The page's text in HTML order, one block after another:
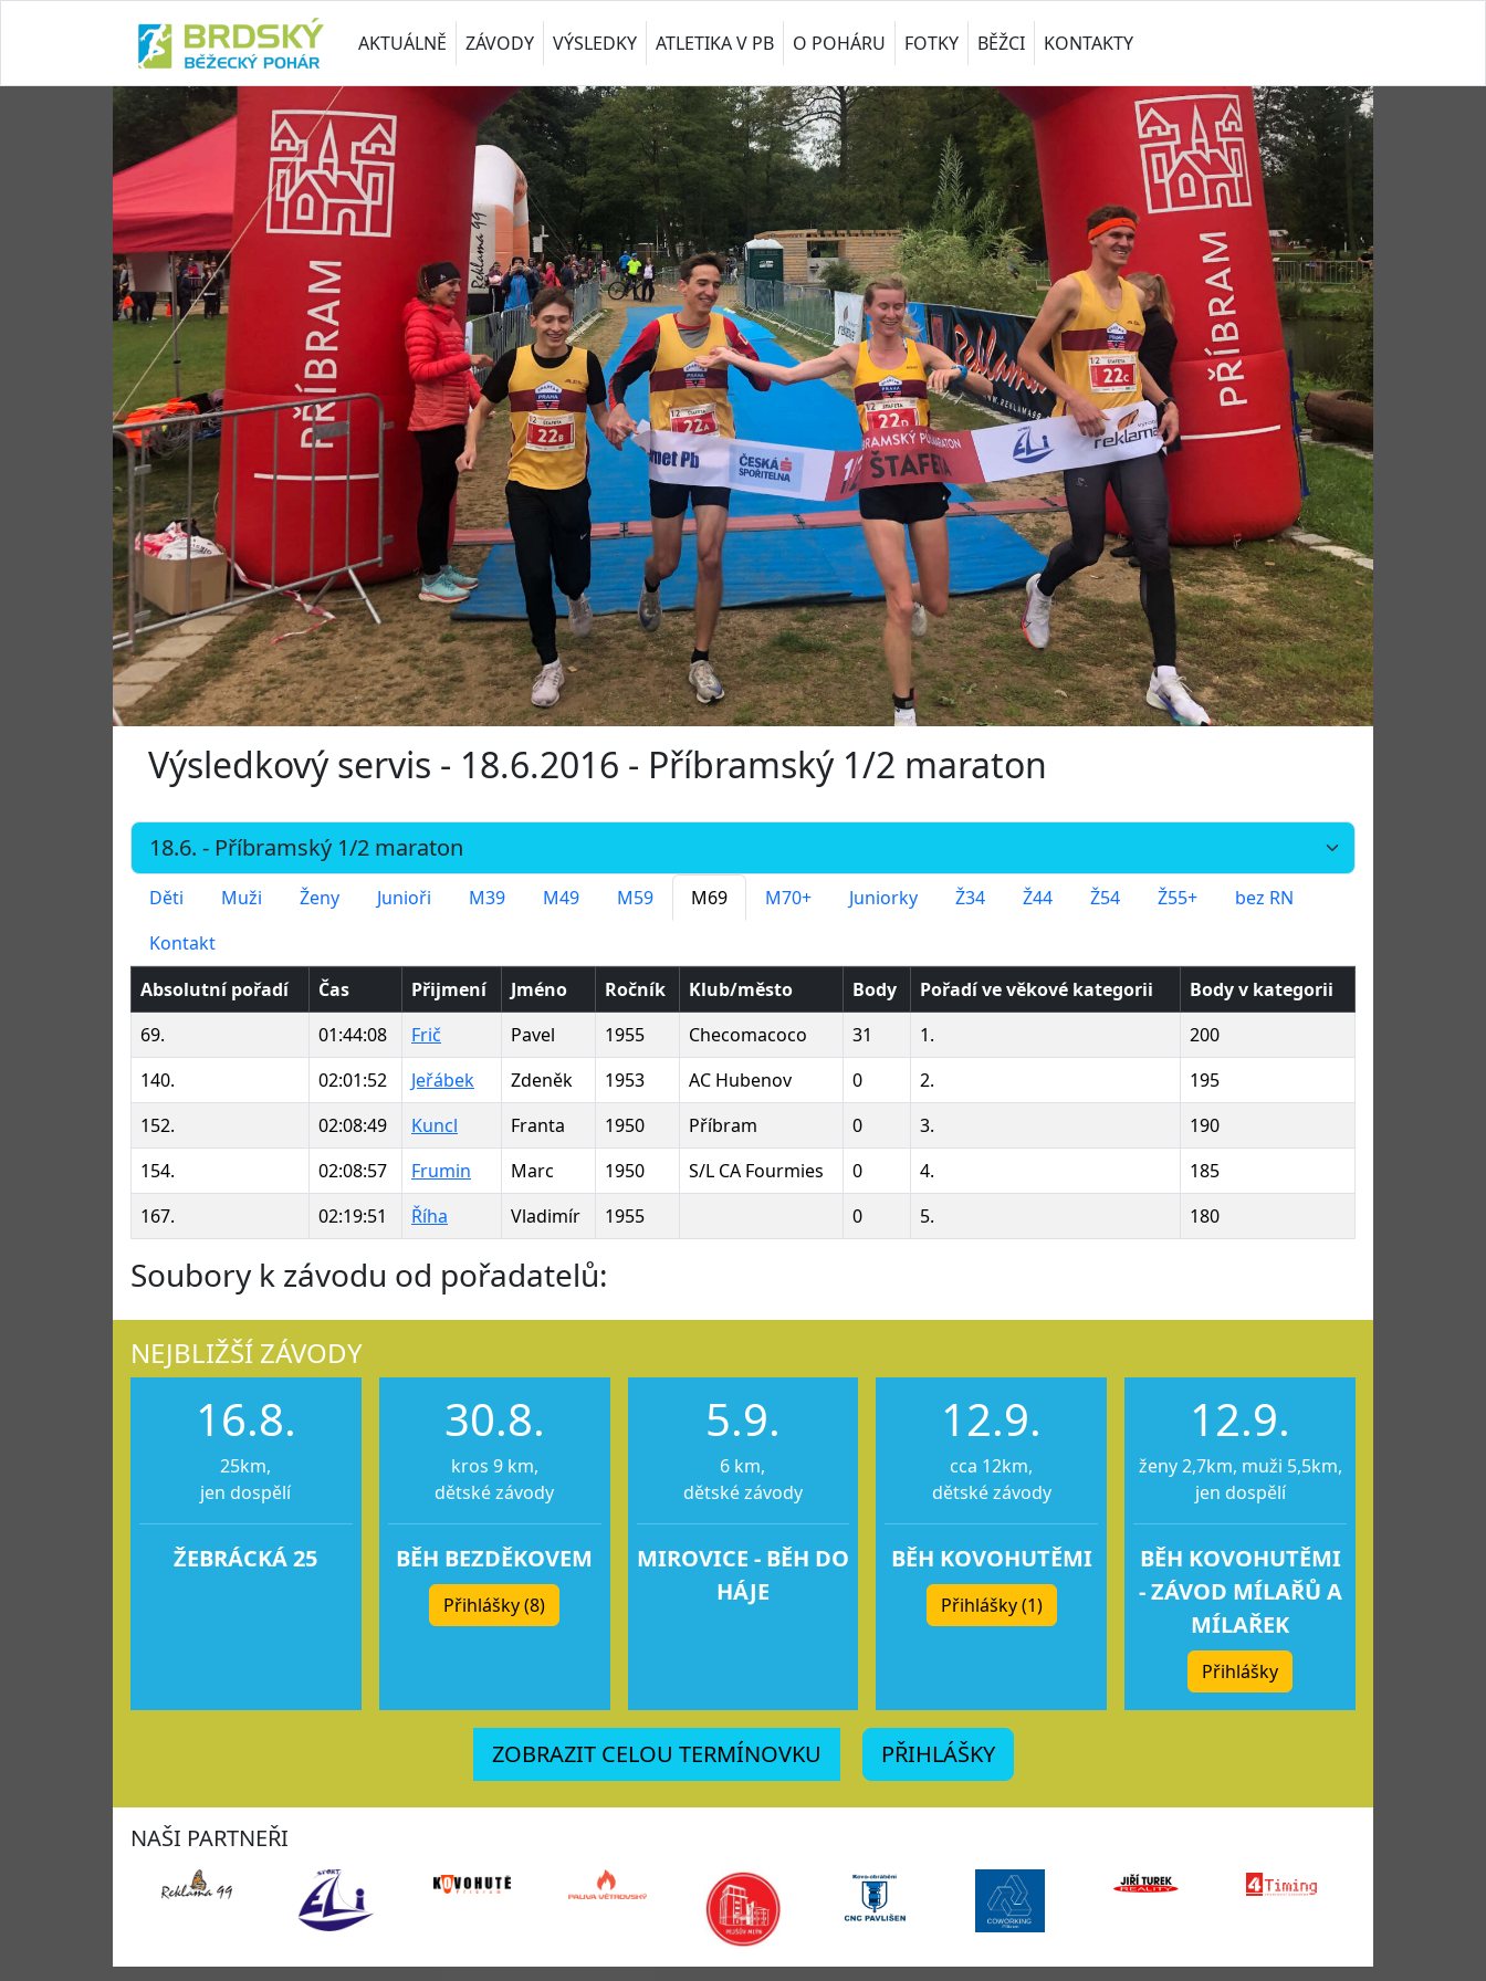
AKTUÁLNĚ ZÁVODY VÝSLEDKY ATLETIKA V PB O POHÁRU FOTKY BĚŽCI KONTAKTY
Výsledkový servis - 18.6.2016 - Příbramský 1/2 maraton
Děti Muži Ženy Junioři M39 M49 M59 M69 M70+ Juniorky Ž34 Ž44 Ž54 Ž55+
bez RN
Kontakt
Absolutní pořadí
Čas Přijmení Jméno Ročník Klub/město Body Pořadí ve věkové kategorii
Body v kategorii
69.
01:44:08 Frič Pavel 1955 Checomacoco 31 1.
200
140.
02:01:52 Jeřábek Zdeněk 1953 AC Hubenov 0 2.
195
152.
02:08:49 Kuncl Franta 1950 Příbram 0 3.
190
154.
02:08:57 Frumin Marc 1950 S/L CA Fourmies 0 4.
185
167.
02:19:51 Říha Vladimír 1955 0 5. 180
Soubory k závodu od pořadatelů:
NEJBLIŽŠÍ ZÁVODY
16.8.
25km,
jen dospělí
ŽEBRÁCKÁ 25
30.8.
kros 9 km,
dětské závody
BĚH BEZDĚKOVEM
Přihlášky (8)
5.9.
6 km,
dětské závody
MIROVICE - BĚH DO
HÁJE
12.9.
cca 12km,
dětské závody
BĚH KOVOHUTĚMI
Přihlášky (1)
12.9.
ženy 2,7km, muži 5,5km,
jen dospělí
BĚH KOVOHUTĚMI
- ZÁVOD MÍLAŘŮ A
MÍLAŘEK
Přihlášky
ZOBRAZIT CELOU TERMÍNOVKU PŘIHLÁŠKY
NAŠI PARTNEŘI